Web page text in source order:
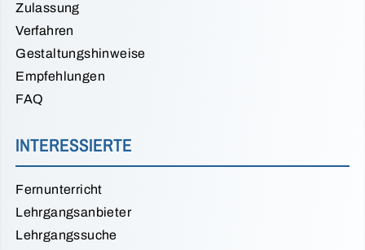
Zulassung
Verfahren
Gestaltungshinweise
Empfehlungen
FAQ
INTERESSIERTE
Fernunterricht
Lehrgangsanbieter
Lehrgangssuche